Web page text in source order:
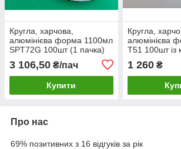
Кругла, харчова,
алюмінієва форма 1100мл
SPТ72G 100шт (1 пачка)
3 106,50 ₴/пач
Купити
Кругла,
алюмінієва
Т51 100шт із
1 260₴
Про нас
69% позитивних з 16 відгуків за рік